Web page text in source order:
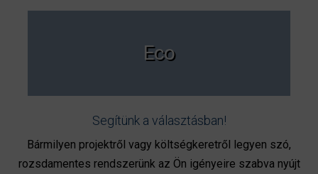
Eco
Segítünk a választásban!
Bármilyen projektről vagy költségkeretről legyen szó,
rozsdamentes rendszerünk az Ön igényeire szabva nyújt